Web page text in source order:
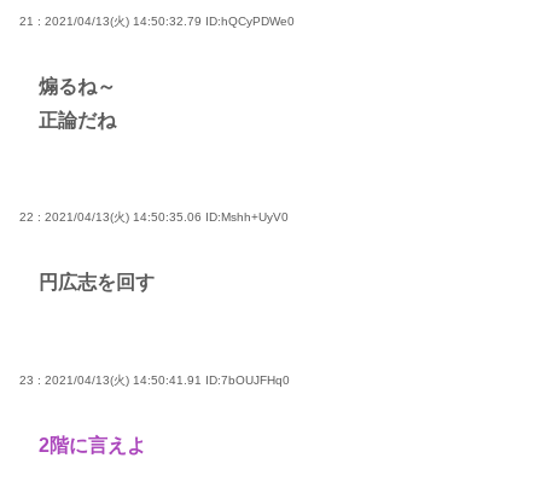
21 : 2021/04/13(火) 14:50:32.79 ID:hQCyPDWe0
煽るね～
正論だね
22 : 2021/04/13(火) 14:50:35.06 ID:Mshh+UyV0
円広志を回す
23 : 2021/04/13(火) 14:50:41.91 ID:7bOUJFHq0
2階に言えよ